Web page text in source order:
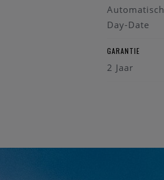
Automatisch
Day-Date
GARANTIE
2 Jaar